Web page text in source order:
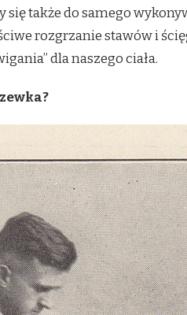
także do samego
rozgrzanie stawów i
dla naszego ciała.